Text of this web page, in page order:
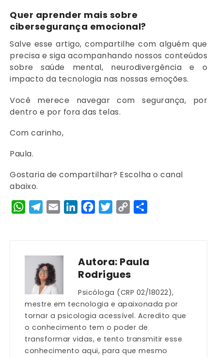
Quer aprender mais sobre
cibersegurança emocional?
Salve esse artigo, compartilhe com alguém que
precisa e siga acompanhando nossos conteúdos
sobre saúde mental, neurodivergência e o
impacto da tecnologia nas nossas emoções.
Você merece navegar com segurança, por
dentro e por fora das telas.
Com carinho,
Paula.
Gostaria de compartilhar? Escolha o canal
abaixo.
WhatsApp
Telegram
Email LinkedInFacebookTwitter
Copy
Autora: Paula
Rodrigues
Psicóloga (CRP 02/18022),
mestre em tecnologia e apaixonada por
tornar a psicologia acessível. Acredito que
o conhecimento tem o poder de
transformar vidas, e tento transmitir esse
conhecimento aqui, para que mesmo